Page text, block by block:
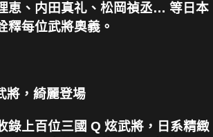
恵、内田真礼、松岡禎丞… 等日本
釋每位武將奧義。
將，綺麗登場
錄上百位三國 Q 炫武將，日系精緻